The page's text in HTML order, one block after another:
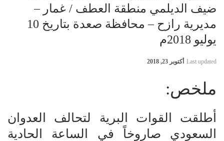
ضيف الديلمي منطقة العطف / غمار –
مديرية رازح – محافظة صعدة بتاريخ 10
يوليو 2018م
Last updated أكتوبر 23, 2018
ملخص:
أطلقت القوات البرية لتحالف العدوان
السعودي صاروخاً في الساعة الحادية